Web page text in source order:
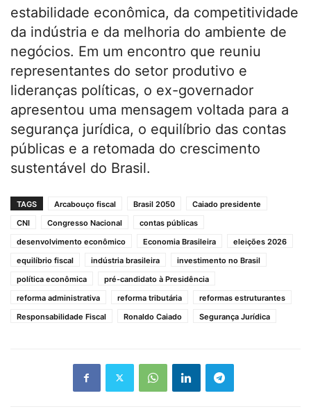
estabilidade econômica, da competitividade
da indústria e da melhoria do ambiente de
negócios. Em um encontro que reuniu
representantes do setor produtivo e
lideranças políticas, o ex-governador
apresentou uma mensagem voltada para a
segurança jurídica, o equilíbrio das contas
públicas e a retomada do crescimento
sustentável do Brasil.
TAGS Arcabouço fiscal Brasil 2050
Caiado presidente
CNI
Congresso Nacional
contas públicas
desenvolvimento econômico
Economia Brasileira
eleições 2026
equilíbrio fiscal
indústria brasileira
investimento no Brasil
política econômica
pré-candidato à Presidência
reforma administrativa
reforma tributária
reformas estruturantes
Responsabilidade Fiscal
Ronaldo Caiado Segurança Jurídica